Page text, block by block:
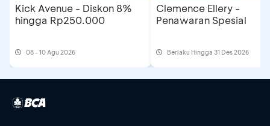
Kick Avenue - Diskon 8%
hingga Rp250.000
08 - 10 Agu 2026
Clemence Ellery -
Penawaran Spesial
Berlaku Hingga 31 Des 2026